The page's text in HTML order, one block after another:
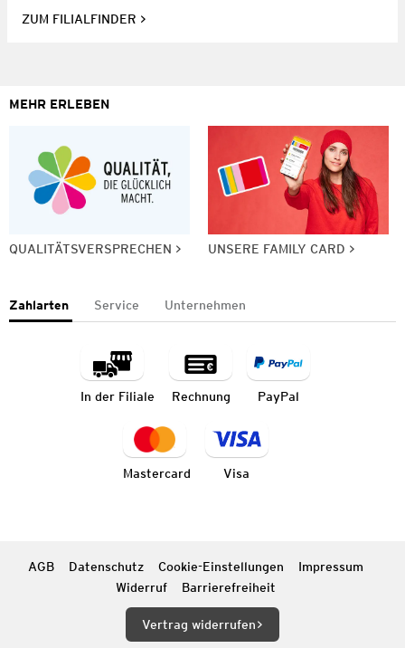
ZUM FILIALFINDER
MEHR ERLEBEN
QUALITÄTSVERSPRECHEN UNSERE FAMILY CARD
Zahlarten Service Unternehmen
In der Filiale Rechnung PayPal
Mastercard Visa
AGB Datenschutz Cookie-Einstellungen
Impressum
Widerruf
Barrierefreiheit
Vertrag widerrufen